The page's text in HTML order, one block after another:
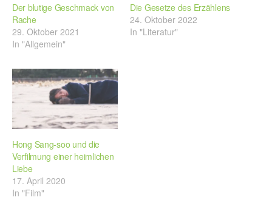
Der blutige Geschmack von
Rache
29. Oktober 2021
In "Allgemein"
Die Gesetze des Erzählens
24. Oktober 2022
In "Literatur"
Hong Sang-soo und die
Verfilmung einer heimlichen
Liebe
17. April 2020
In "Film"